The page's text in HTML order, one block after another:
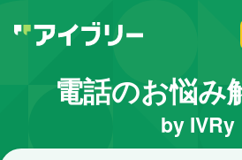
電話のお悩み
by IVRy